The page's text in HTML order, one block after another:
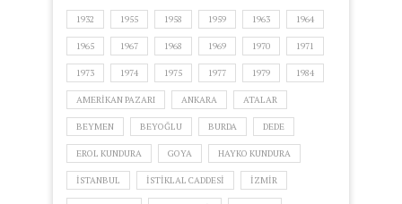
1932 1955 1958 1959 1963 1964
1965 1967 1968 1969 1970 1971
1973 1974 1975 1977 1979 1984
AMERIKAN PAZARI ANKARA ATALAR
BEYMEN BEYOĞLU BURDA DEDE
EROL KUNDURA GOYA HAYKO KUNDURA
ISTANBUL ISTIKLAL CADDESI IZMIR